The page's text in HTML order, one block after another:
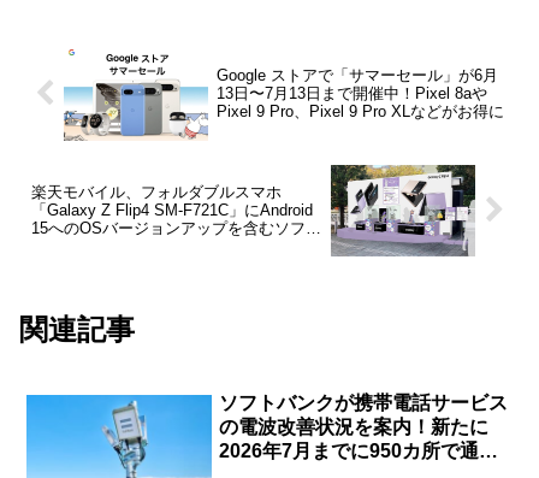
Google ストアで「サマーセール」が6月
13日〜7月13日まで開催中！Pixel 8aや
Pixel 9 Pro、Pixel 9 Pro XLなどがお得に
楽天モバイル、フォルダブルスマホ
「Galaxy Z Flip4 SM-F721C」にAndroid
15へのOSバージョンアップを含むソフト
関連記事
ソフトバンクが携帯電話サービス
の電波改善状況を案内！新たに
2026年7月までに950カ所で通信